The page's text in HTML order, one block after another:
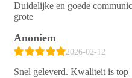
Duidelijke en goede
grote
Anoniem
2026-02-12
Snel geleverd. Kwaliteit is top